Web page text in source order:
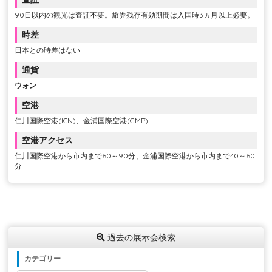
90日以内の観光は査証不要。旅券残存有効期間は入国時3ヵ月以上必要。
時差
日本との時差はない
通貨
ウォン
空港
仁川国際空港(ICN)、金浦国際空港(GMP)
空港アクセス
仁川国際空港から市内まで60～90分、金浦国際空港から市内まで40～60
分
過去の展示会検索
カテゴリー